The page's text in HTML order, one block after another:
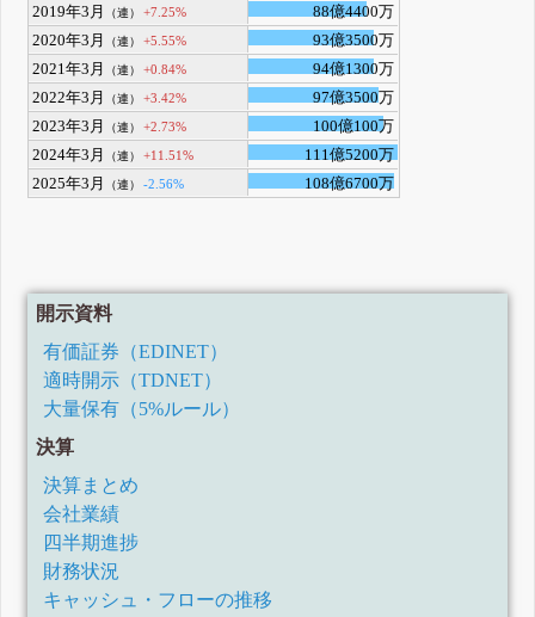
2019年3月
（連） +7.25%
88億4400万
2020年3月
（連） +5.55%
93億3500万
2021年3月
（連） +0.84%
94億1300万
2022年3月
（連） +3.42%
97億3500万
2023年3月
（連） +2.73%
100億100万
2024年3月
（連） +11.51%
111億5200万
2025年3月
（連） -2.56% 108億6700万
開示資料
有価証券（EDINET）
適時開示（TDNET）
大量保有（5%ルール）
決算
決算まとめ
会社業績
四半期進捗
財務状況
キャッシュ・フローの推移